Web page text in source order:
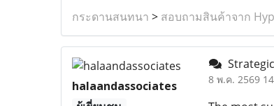
กระดานสนทนา > สอบถามสินค้าจาก
halaandassociates
8 พ.ค. 2569